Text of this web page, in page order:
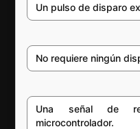
Un pulso de disparo
No requiere ningún
Una señal de
microcontrolador.